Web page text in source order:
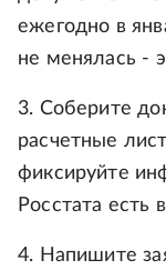
ежегодно в
не менялась -
3. Соберите
расчетные
фиксируйте
Росстата есть
4. Напишите